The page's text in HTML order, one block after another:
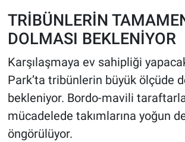
TRİBÜNLERİN
DOLMASI BEKLENİYOR
Karşılaşmaya ev sahipliği
Park’ta tribünlerin büyük ölçüde
bekleniyor. Bordo-mavili
mücadelede takımlarına yoğun
öngörülüyor.